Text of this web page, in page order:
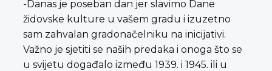
-Danas je poseban dan jer slavimo Dane
židovske kulture u vašem gradu i izuzetno
sam zahvalan gradonačelniku na inicijativi.
Važno je sjetiti se naših predaka i onoga što se
u svijetu događalo između 1939. i 1945. ili u